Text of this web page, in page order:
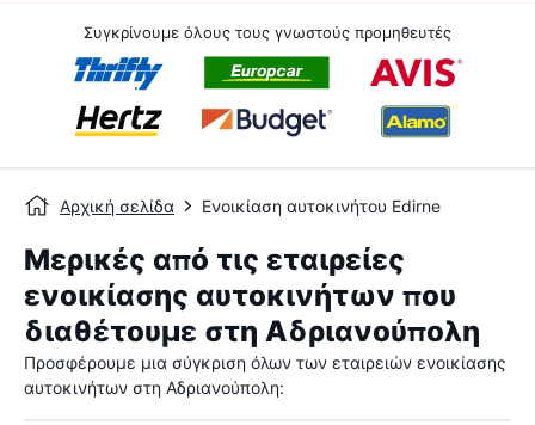
Συγκρίνουμε όλους τους γνωστούς προμηθευτές
Αρχική σελίδα Ενοικίαση αυτοκινήτου Edirne
Μερικές από τις εταιρείες
ενοικίασης αυτοκινήτων που
διαθέτουμε στη Αδριανούπολη
Προσφέρουμε μια σύγκριση όλων των εταιρειών ενοικίασης
αυτοκινήτων στη Αδριανούπολη: